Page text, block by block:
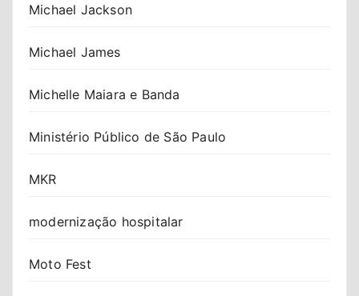
Michael Jackson
Michael James
Michelle Maiara e Banda
Ministério Público de São Paulo
MKR
modernização hospitalar
Moto Fest